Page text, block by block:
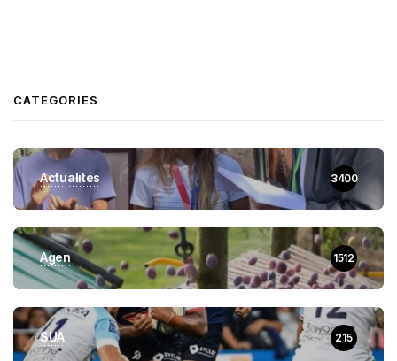
CATEGORIES
Actualités 3400
Agen 1512
SUA 215